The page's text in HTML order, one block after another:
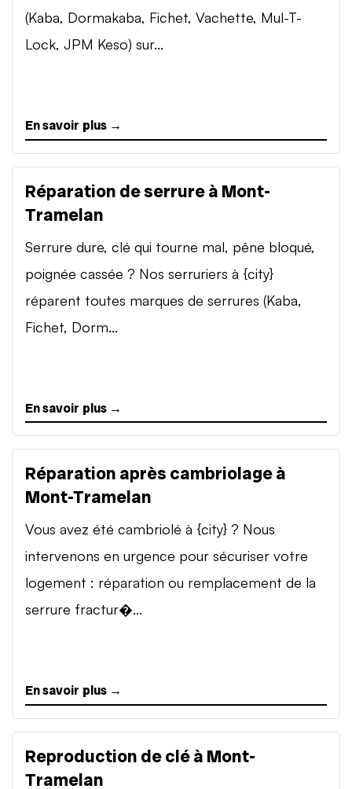
(Kaba, Dormakaba, Fichet, Vachette, Mul-T-
Lock, JPM Keso) sur...
En savoir plus →
Réparation de serrure à Mont-
Tramelan
Serrure dure, clé qui tourne mal, pêne bloqué,
poignée cassée ? Nos serruriers à {city}
réparent toutes marques de serrures (Kaba,
Fichet, Dorm...
En savoir plus →
Réparation après cambriolage à
Mont-Tramelan
Vous avez été cambriolé à {city} ? Nous
intervenons en urgence pour sécuriser votre
logement : réparation ou remplacement de la
serrure fractur�...
En savoir plus →
Reproduction de clé à Mont-
Tramelan